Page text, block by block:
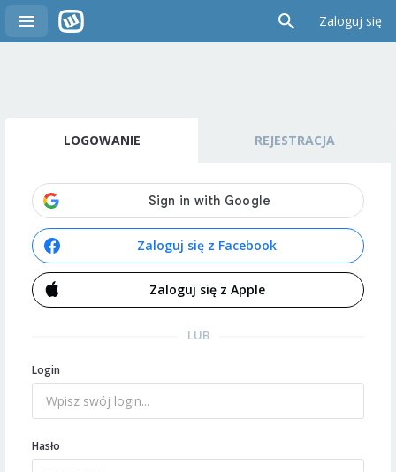
Zaloguj się
LOGOWANIE REJESTRACJA
Zaloguj się z Facebook
Zaloguj się z Apple
LUB
Login
Hasło